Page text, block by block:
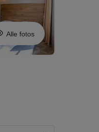
Alle fotos